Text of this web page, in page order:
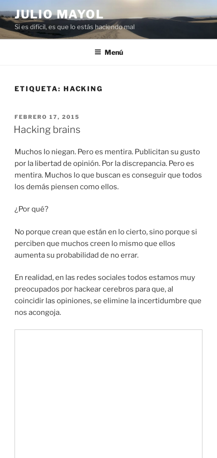
al
contenido
JULIO MAYOL
Si es difícil, es que lo estás haciendo mal
Menú
ETIQUETA: HACKING
PUBLICADO
EL
FEBRERO 17, 2015
Hacking brains
Muchos lo niegan. Pero es mentira. Publicitan su gusto
por la libertad de opinión. Por la discrepancia. Pero es
mentira. Muchos lo que buscan es conseguir que todos
los demás piensen como ellos.
¿Por qué?
No porque crean que están en lo cierto, sino porque si
perciben que muchos creen lo mismo que ellos
aumenta su probabilidad de no errar.
En realidad, en las redes sociales todos estamos muy
preocupados por hackear cerebros para que, al
coincidir las opiniones, se elimine la incertidumbre que
nos acongoja.